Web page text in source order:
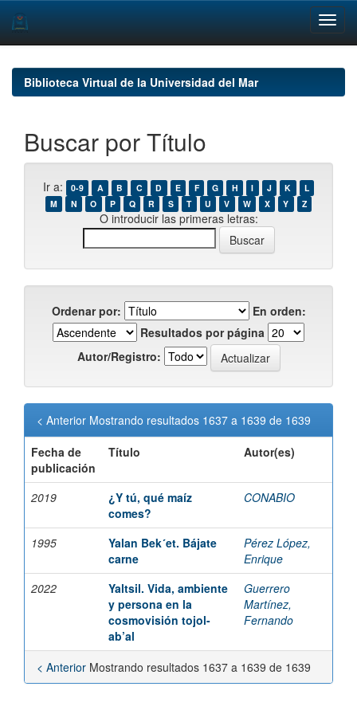
navigationBiblioteca Virtual de la Universidad del Mar
Buscar por Título
Ir a: 0-9 A B C D E F G H I J K
L
M
N O P Q R S T U V W X Y Z
O introducir las primeras letras:
Ordenar por:
En orden:
Resultados por página
Autor/Registro:
Mostrando resultados 1637 a 1639 de 1639
< Anterior
Fecha de
publicación
Título Autor(es)
2019
¿Y tú, qué maíz
comes?
CONABIO
1995
Yalan Bek´et. Bájate
carne
Pérez López,
Enrique
2022
Yaltsil. Vida, ambiente
y persona en la
cosmovisión tojol-
ab’al
Guerrero
Martínez,
Fernando
Mostrando resultados 1637 a 1639 de 1639
< Anterior